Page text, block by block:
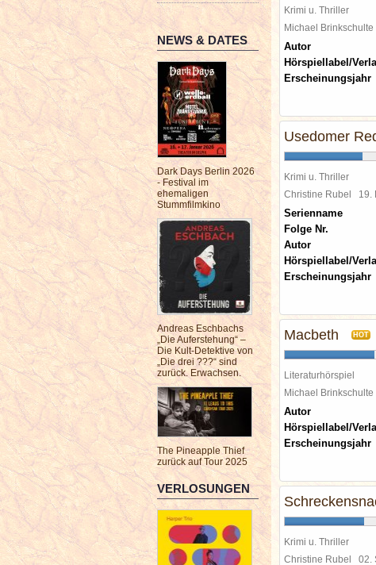
NEWS & DATES
Dark Days Berlin 2026
- Festival im
ehemaligen
Stummfilmkino
Andreas Eschbachs
„Die Auferstehung“ –
Die Kult-Detektive von
„Die drei ???“ sind
zurück. Erwachsen.
The Pineapple Thief
zurück auf Tour 2025
VERLOSUNGEN
Krimi u. Thriller
Michael Brinkschulte
Autor
Hörspiellabel/
Erscheinungsjahr
Usedomer
Krimi u. Thriller
Christine Rubel 19.
Serienname
Folge Nr.
Autor
Hörspiellabel/
Erscheinungsjahr
Macbeth HOT
Literaturhörspiel
Michael Brinkschulte
Autor
Hörspiellabel/
Erscheinungsjahr
Krimi u. Thriller
Christine Rubel 02.